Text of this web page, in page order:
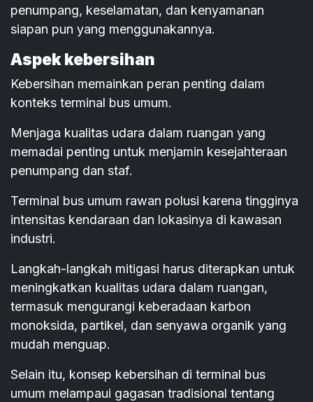
penumpang, keselamatan, dan kenyamanan
siapan pun yang menggunakannya.
Aspek kebersihan
Kebersihan memainkan peran penting dalam
konteks terminal bus umum.
Menjaga kualitas udara dalam ruangan yang
memadai penting untuk menjamin kesejahteraan
penumpang dan staf.
Terminal bus umum rawan polusi karena tingginya
intensitas kendaraan dan lokasinya di kawasan
industri.
Langkah-langkah mitigasi harus diterapkan untuk
meningkatkan kualitas udara dalam ruangan,
termasuk mengurangi keberadaan karbon
monoksida, partikel, dan senyawa organik yang
mudah menguap.
Selain itu, konsep kebersihan di terminal bus
umum melampaui gagasan tradisional tentang